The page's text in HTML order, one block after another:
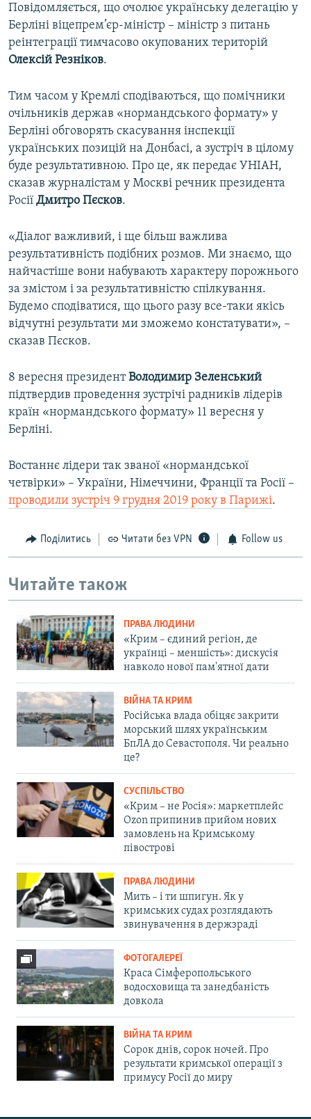
Повідомляється, що очолює українську делегацію у
Берліні віцепрем’єр-міністр – міністр з питань
реінтеграції тимчасово окупованих територій
Олексій Резніков.
Тим часом у Кремлі сподіваються, що помічники
очільників держав «нормандського формату» у
Берліні обговорять скасування інспекції
українських позицій на Донбасі, а зустріч в цілому
буде результативною. Про це, як передає УНІАН,
сказав журналістам у Москві речник президента
Росії Дмитро Пєсков.
«Діалог важливий, і ще більш важлива
результативність подібних розмов. Ми знаємо, що
найчастіше вони набувають характеру порожнього
за змістом і за результативністю спілкування.
Будемо сподіватися, що цього разу все-таки якісь
відчутні результати ми зможемо констатувати», –
сказав Пєсков.
8 вересня президентВолодимир Зеленський
підтвердив проведення зустрічі радників лідерів
країн «нормандського формату» 11 вересня у
Берліні.
Востаннє лідери так званої «нормандської
четвірки» – України, Німеччини, Франції та Росії –
проводили зустріч 9 грудня 2019 року в Парижі.
Поділитись Читати без VPN Follow us
Читайте також
ПРАВА ЛЮДИНИ
«Крим – єдиний регіон, де
українці – меншість»: дискусія
навколо нової пам'ятної дати
ВІЙНА ТА КРИМ
Російська влада обіцяє закрити
морський шлях українським
БпЛА до Севастополя. Чи реально
це?
СУСПІЛЬСТВО
«Крим – не Росія»: маркетплейс
Ozon припинив прийом нових
замовлень на Кримському
півострові
ПРАВА ЛЮДИНИ
Мить – і ти шпигун. Як у
кримських судах розглядають
звинувачення в держзраді
ФОТОГАЛЕРЕЇ
Краса Сімферопольського
водосховища та занедбаність
довкола
ВІЙНА ТА КРИМ
Сорок днів, сорок ночей. Про
результати кримської операції з
примусу Росії до миру